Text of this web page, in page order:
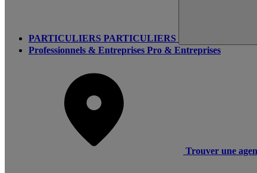
PARTICULIERS PARTICULIERS
Professionnels & Entreprises Pro & Entreprises
Trouver une